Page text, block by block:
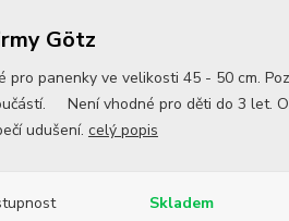
Götz
pro panenky ve velikosti 45 - 50 cm.
Není vhodné pro děti do 3 let.
udušení. celý popis
Skladem